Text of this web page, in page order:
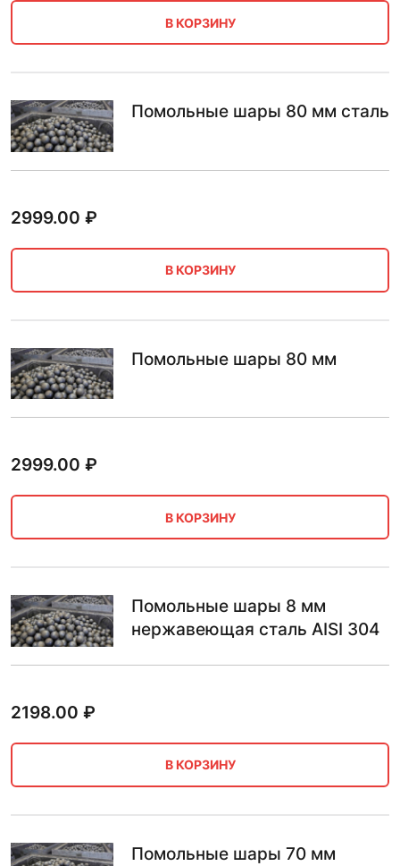
В КОРЗИНУ
Помольные шары 80 мм сталь
2999.00 ₽
В КОРЗИНУ
Помольные шары 80 мм
2999.00 ₽
В КОРЗИНУ
Помольные шары 8 мм
нержавеющая сталь AISI 304
2198.00 ₽
В КОРЗИНУ
Помольные шары 70 мм